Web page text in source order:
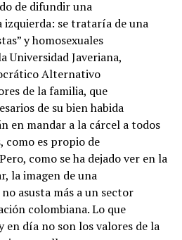
de difundir una
izquierda: se trataría de una
y homosexuales
Universidad Javeriana,
Alternativo
de la familia, que
de su bien habida
en mandar a la cárcel a todos
es propio de
como se ha dejado ver en la
la imagen de una
asusta más a un sector
colombiana. Lo que
en día no son los valores de la